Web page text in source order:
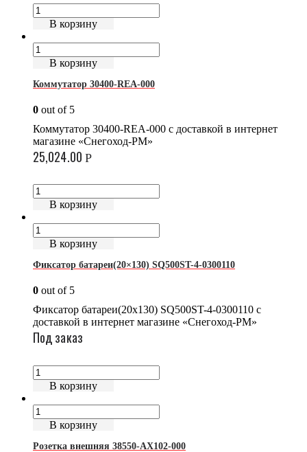
В корзину
В корзину
Коммутатор 30400-REA-000
0 out of 5
Коммутатор 30400-REA-000 с доставкой в интернет
магазине «Снегоход-РМ»
25,024.00 Р
В корзину
В корзину
Фиксатор батареи(20×130) SQ500ST-4-0300110
0 out of 5
Фиксатор батареи(20x130) SQ500ST-4-0300110 с
доставкой в интернет магазине «Снегоход-РМ»
Под заказ
В корзину
В корзину
Розетка внешняя 38550-AX102-000